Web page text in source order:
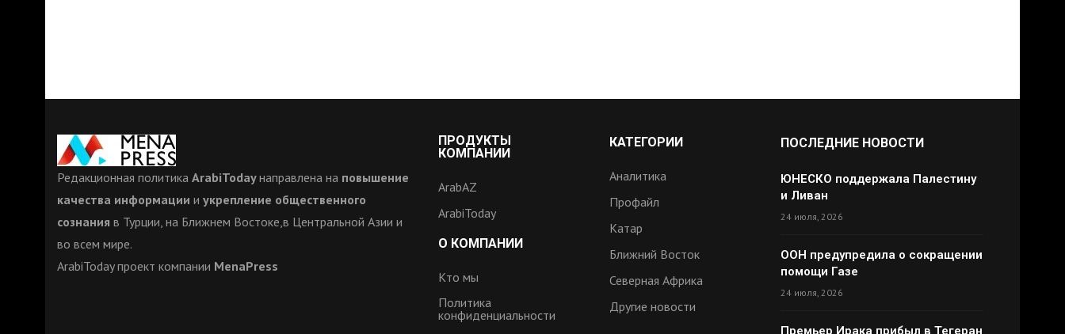
Редакционная политика ArabiTodayнаправлена на повышение
качества информации и укрепление общественного
сознания в Турции, на Ближнем Востоке,в Центральной Азии и
во всем мире.
ArabiToday проект компании MenaPress
ПРОДУКТЫ
КОМПАНИИ
ArabAZ
ArabiToday
О КОМПАНИИ
Кто мы
Политика
конфиденциальности
КАТЕГОРИИ
Аналитика
Профайл
Катар
Ближний Восток
Северная Африка
Другие новости
ПОСЛЕДНИЕ НОВОСТИ
ЮНЕСКО поддержала Палестину
и Ливан
24 июля, 2026
ООН предупредила о сокращении
помощи Газе
24 июля, 2026
Премьер Ирака прибыл в Тегеран